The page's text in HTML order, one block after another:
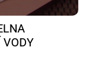
VODY